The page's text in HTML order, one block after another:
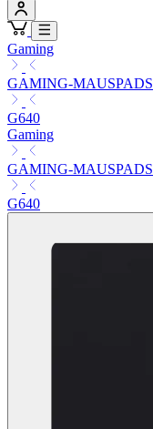
Gaming
GAMING-MAUSPADS
G640
Gaming
GAMING-MAUSPADS
G640